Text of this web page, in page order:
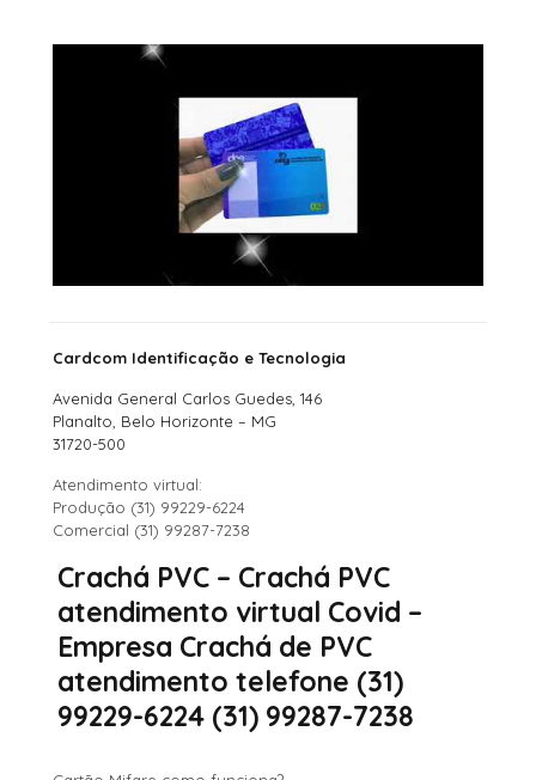
Cardcom Identificação e Tecnologia
Avenida General Carlos Guedes, 146
Planalto, Belo Horizonte – MG
31720-500
Atendimento virtual:
Produção (31) 99229-6224
Comercial (31) 99287-7238
Crachá PVC – Crachá PVC
atendimento virtual Covid –
Empresa Crachá de PVC
atendimento telefone (31)
99229-6224 (31) 99287-7238